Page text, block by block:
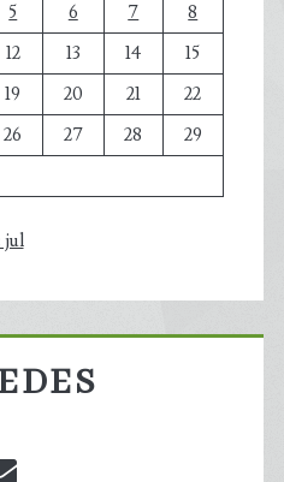
5 6 7
8
12 13 14
15
19 20 21
22
26 27 28
29
jul